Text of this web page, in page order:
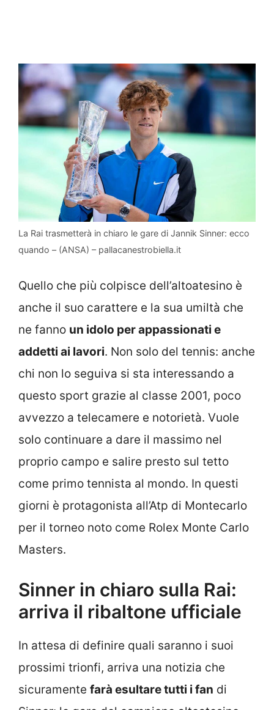
La Rai trasmetterà in chiaro le gare di Jannik Sinner: ecco
quando – (ANSA) – pallacanestrobiella.it
Quello che più colpisce dell’altoatesino è
anche il suo carattere e la sua umiltà che
ne fanno un idolo per appassionati e
addetti ai lavori. Non solo del tennis: anche
chi non lo seguiva si sta interessando a
questo sport grazie al classe 2001, poco
avvezzo a telecamere e notorietà. Vuole
solo continuare a dare il massimo nel
proprio campo e salire presto sul tetto
come primo tennista al mondo. In questi
giorni è protagonista all’Atp di Montecarlo
per il torneo noto come Rolex Monte Carlo
Masters.
Sinner in chiaro sulla Rai:
arriva il ribaltone ufficiale
In attesa di definire quali saranno i suoi
prossimi trionfi, arriva una notizia che
sicuramente farà esultare tutti i fan di